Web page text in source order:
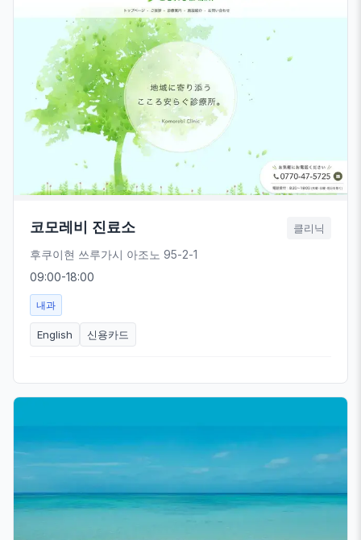
코모레비 진료소 클리닉
후쿠이현 쓰루가시 아조노 95-2-1
09:00-18:00
내과
English 신용카드